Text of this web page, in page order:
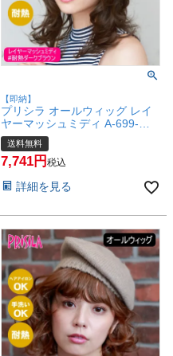
【即納】
プリシラ オールウィッグ レイ
ヤーマッシュミディ A-699-
TDB #耐熱ダークブラウン 【か
つら 和装 コスプレ 医療用 自然
ごくゆるウェーブ バレない ミ
愛い 小顔 簡単 お手軽 初心者向
(6057756)
送料無料
7,741 税込
詳細を見る